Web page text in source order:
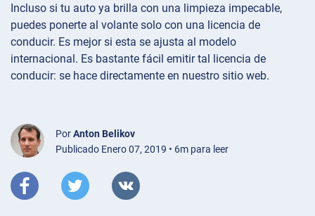
Incluso si tu auto ya brilla con una limpieza impecable,
puedes ponerte al volante solo con una licencia de
conducir. Es mejor si esta se ajusta al modelo
internacional. Es bastante fácil emitir tal licencia de
conducir: se hace directamente en nuestro sitio web.
PorAnton Belikov
Publicado Enero 07, 2019 • 6m para leer